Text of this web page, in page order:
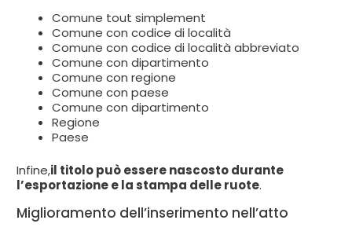
Comune tout simplement
Comune con codice di località
Comune con codice di località abbreviato
Comune con dipartimento
Comune con regione
Comune con paese
Comune con dipartimento
Regione
Paese
Infine,il titolo può essere nascosto durante
l’esportazione e la stampa delle ruote.
Miglioramento dell’inserimento nell’atto